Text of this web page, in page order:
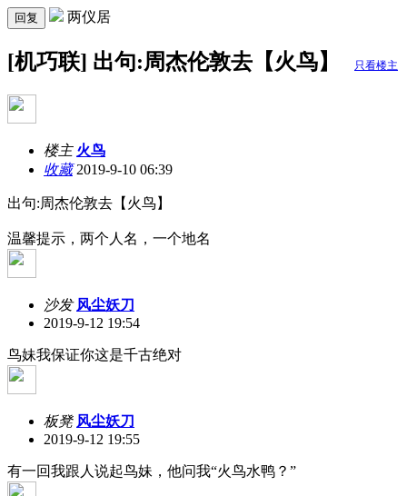
回复 两仪居
[机巧联] 出句:周杰伦敦去【火鸟】 只看楼主
楼主 火鸟
收藏2019-9-10 06:39
出句:周杰伦敦去【火鸟】
温馨提示，两个人名，一个地名
沙发 风尘妖刀
2019-9-12 19:54
鸟妹我保证你这是千古绝对
板凳 风尘妖刀
2019-9-12 19:55
有一回我跟人说起鸟妹，他问我“火鸟水鸭？”